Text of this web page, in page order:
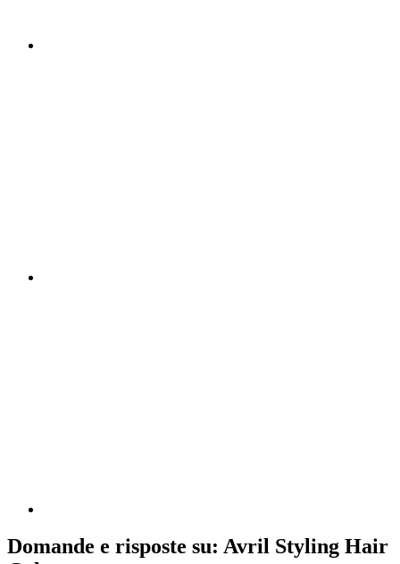
Domande e risposte su: Avril Styling Hair